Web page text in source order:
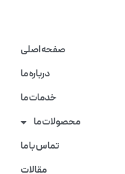
صفحه اصلی
درباره ما
خدمات ما
محصولات ما
تماس با ما
مقالات